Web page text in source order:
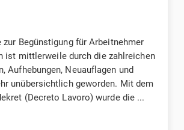
zur Begünstigung für Arbeitnehmer
ist mittlerweile durch die zahlreichen
Aufhebungen, Neuauflagen und
unübersichtlich geworden. Mit dem
(Decreto Lavoro) wurde die ...